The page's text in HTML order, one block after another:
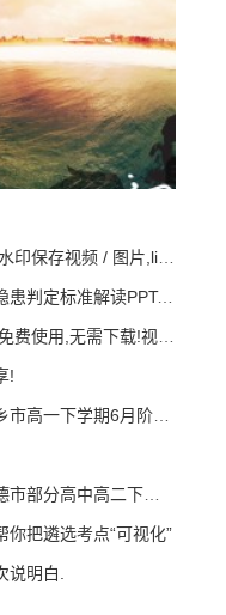
保存视频 / 图片,live图
判定标准解读PPT.pdf
/图片/live动图无限制去水印保存
!
一下学期6月阶段检测
高二下学期7月期末考试
把遴选考点“可视化”
明白.